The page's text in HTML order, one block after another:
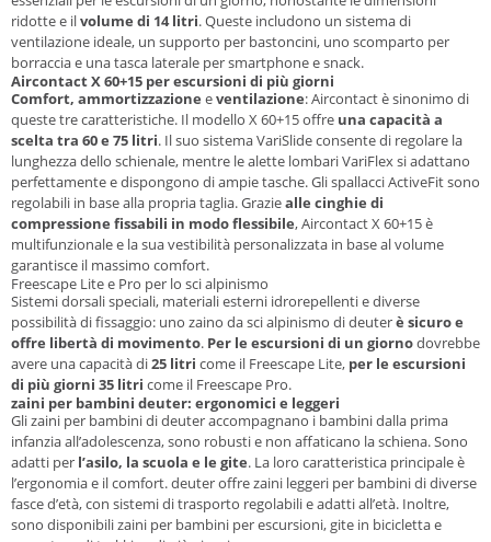
ridotte e ilvolume di 14 litri. Queste includono un sistema di
ventilazione ideale, un supporto per bastoncini, uno scomparto per
borraccia e una tasca laterale per smartphone e snack.
Aircontact X 60+15 per escursioni di più giorni
Comfort, ammortizzazione eventilazione: Aircontact è sinonimo di
queste tre caratteristiche. Il modello X 60+15 offre una capacità a
scelta tra 60 e 75 litri. Il suo sistema VariSlide consente di regolare la
lunghezza dello schienale, mentre le alette lombari VariFlex si adattano
perfettamente e dispongono di ampie tasche. Gli spallacci ActiveFit sono
regolabili in base alla propria taglia. Graziealle cinghie di
compressione fissabili in modo flessibile, Aircontact X 60+15 è
multifunzionale e la sua vestibilità personalizzata in base al volume
garantisce il massimo comfort.
Freescape Lite e Pro per lo sci alpinismo
Sistemi dorsali speciali, materiali esterni idrorepellenti e diverse
possibilità di fissaggio: uno zaino da sci alpinismo di deuterè sicuro e
offre libertà di movimento. Per le escursioni di un giornodovrebbe
avere una capacità di25 litri come il Freescape Lite, per le escursioni
di più giorni 35 litri come il Freescape Pro.
zaini per bambini deuter: ergonomici e leggeri
Gli zaini per bambini di deuter accompagnano i bambini dalla prima
infanzia all’adolescenza, sono robusti e non affaticano la schiena. Sono
adatti per l’asilo, la scuola e le gite. La loro caratteristica principale è
l’ergonomia e il comfort. deuter offre zaini leggeri per bambini di diverse
fasce d’età, con sistemi di trasporto regolabili e adatti all’età. Inoltre,
sono disponibili zaini per bambini per escursioni, gite in bicicletta e